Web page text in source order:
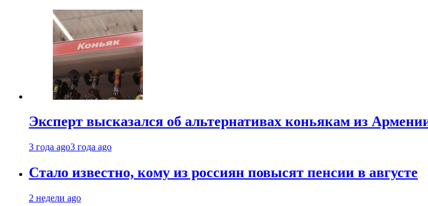
Эксперт высказался об альтернативах коньякам из
3 года ago3 года ago
Стало известно, кому из россиян повысят пенсии в августе
2 недели ago